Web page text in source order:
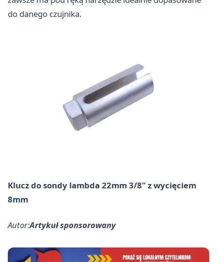
do danego czujnika.
Klucz do sondy lambda 22mm 3/8" z wycięciem
8mm
Autor:Artykuł sponsorowany